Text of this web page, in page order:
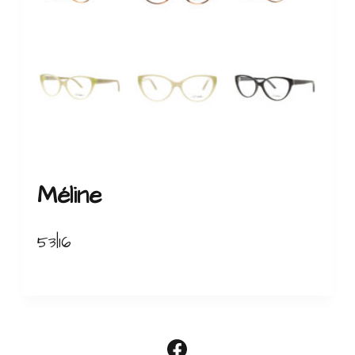
Méline
53|16